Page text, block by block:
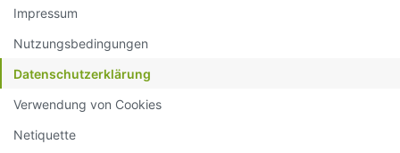
Impressum
Nutzungsbedingungen
Datenschutzerklärung
Verwendung von Cookies
Netiquette